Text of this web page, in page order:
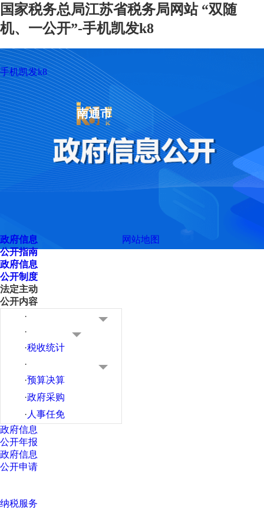
国家税务总局江苏省税务局网站 “双随
机、一公开”-手机凯发k8
手机凯发k8
南通市
政府信息
公开指南
政府信息
公开制度
法定主动
公开内容
·
·
·税收统计
·
·预算决算
·政府采购
· 人事任免
政府信息
公开年报
政府信息
公开申请
纳税服务
网站地图